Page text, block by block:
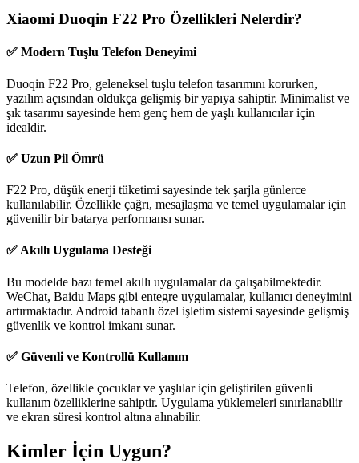
Xiaomi Duoqin F22 Pro Özellikleri Nelerdir?
✅ Modern Tuşlu Telefon Deneyimi
Duoqin F22 Pro, geleneksel tuşlu telefon tasarımını korurken,
yazılım açısından oldukça gelişmiş bir yapıya sahiptir. Minimalist ve
şık tasarımı sayesinde hem genç hem de yaşlı kullanıcılar için
idealdir.
✅ Uzun Pil Ömrü
F22 Pro, düşük enerji tüketimi sayesinde tek şarjla günlerce
kullanılabilir. Özellikle çağrı, mesajlaşma ve temel uygulamalar için
güvenilir bir batarya performansı sunar.
✅ Akıllı Uygulama Desteği
Bu modelde bazı temel akıllı uygulamalar da çalışabilmektedir.
WeChat, Baidu Maps gibi entegre uygulamalar, kullanıcı deneyimini
artırmaktadır. Android tabanlı özel işletim sistemi sayesinde gelişmiş
güvenlik ve kontrol imkanı sunar.
✅ Güvenli ve Kontrollü Kullanım
Telefon, özellikle çocuklar ve yaşlılar için geliştirilen güvenli
kullanım özelliklerine sahiptir. Uygulama yüklemeleri sınırlanabilir
ve ekran süresi kontrol altına alınabilir.
Kimler İçin Uygun?